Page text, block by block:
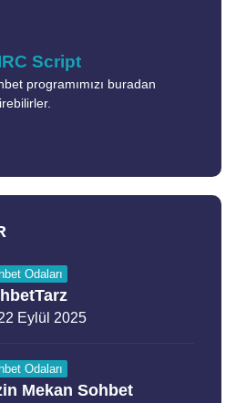
Script
programımızı buradan
Odaları
Eylül 2025
Odaları
Mekan Sohbet